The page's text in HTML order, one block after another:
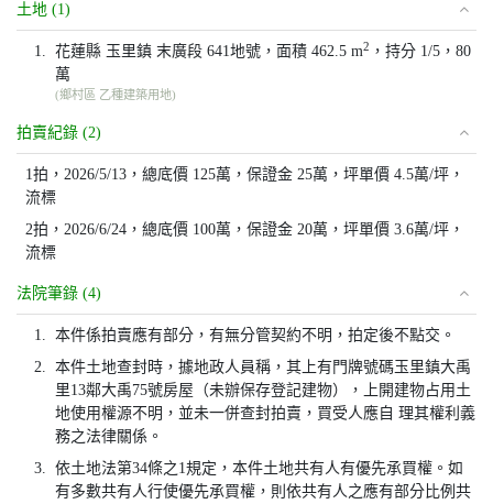
土地 (1)
1. 花蓮縣 玉里鎮 末廣段 641地號，面積 462.5 m2 ，持分 1/5，80
萬
(鄉村區 乙種建築用地)
拍賣紀錄 (2)
1拍，2026/5/13，總底價 125萬，保證金 25萬，坪單價 4.5萬/坪，
流標
2拍，2026/6/24，總底價 100萬，保證金 20萬，坪單價 3.6萬/坪，
流標
法院筆錄 (4)
1. 本件係拍賣應有部分，有無分管契約不明，拍定後不點交。
2. 本件土地查封時，據地政人員稱，其上有門牌號碼玉里鎮大禹
里13鄰大禹75號房屋（未辦保存登記建物），上開建物占用土
地使用權源不明，並未一併查封拍賣，買受人應自 理其權利義
務之法律關係。
3. 依土地法第34條之1規定，本件土地共有人有優先承買權。如
有多數共有人行使優先承買權，則依共有人之應有部分比例共